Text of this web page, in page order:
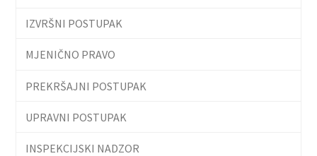
IZVRŠNI POSTUPAK
MJENIČNO PRAVO
PREKRŠAJNI POSTUPAK
UPRAVNI POSTUPAK
INSPEKCIJSKI NADZOR